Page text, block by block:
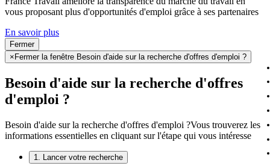
vous proposant plus d'opportunités d'emploi grâce à ses partenaires
En savoir plus
Fermer
× Fermer la fenêtre Besoin d'aide sur la recherche d'offres d'emploi ?
Besoin d'aide sur la recherche d'offres
d'emploi ?
Besoin d'aide sur la recherche d'offres d'emploi ?Vous trouverez les
informations essentielles en cliquant sur l'étape qui vous intéresse
1. Lancer votre recherche